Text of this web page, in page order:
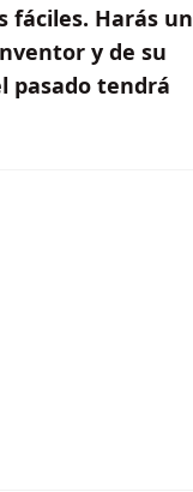
fáciles. Harás un
y de su
pasado tendrá